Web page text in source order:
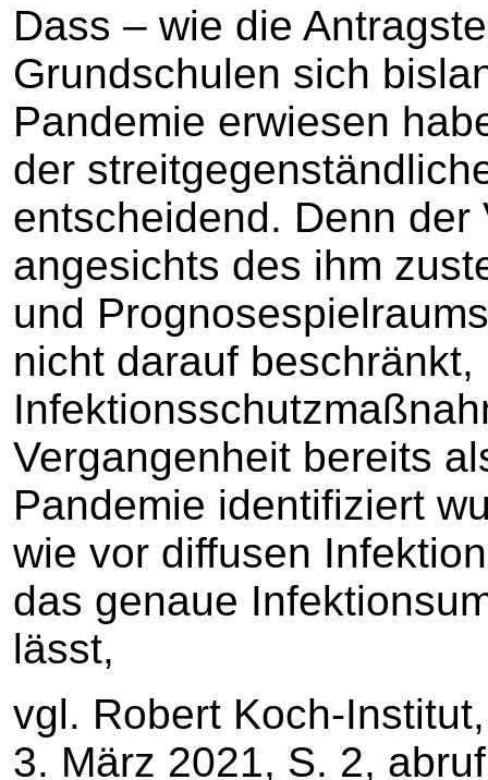
Dass – wie die
Grundschulen sich
Pandemie erwiesen
der
entscheidend. Denn
angesichts des ihm
und
nicht darauf
Vergangenheit bereits
Pandemie identifiziert
wie vor diffusen
das genaue
lässt,
vgl. Robert Koch-
3. März 2021, S. 2,